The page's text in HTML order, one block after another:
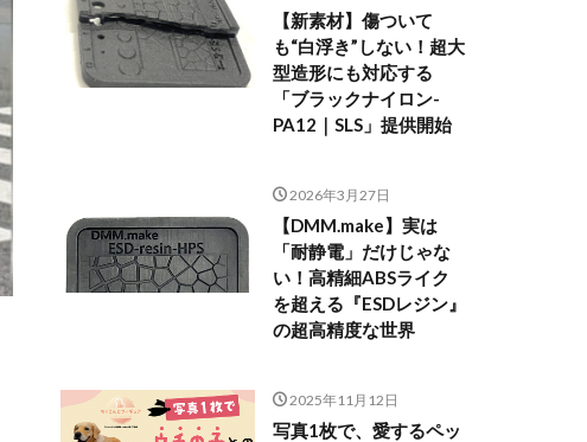
【新素材】傷ついて
も“白浮き”しない！超大
型造形にも対応する
「ブラックナイロン-
PA12｜SLS」提供開始
2026年3月27日
【DMM.make】実は
「耐静電」だけじゃな
い！高精細ABSライク
を超える『ESDレジン』
の超高精度な世界
2025年11月12日
写真1枚で、愛するペッ